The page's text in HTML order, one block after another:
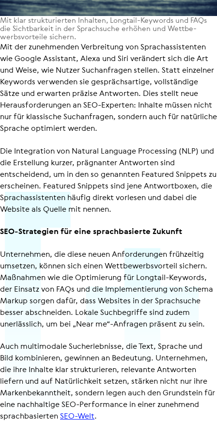
Mit klar struk­tu­rier­ten Inhalten, Longtail-Keywords und FAQs
die Sicht­bar­keit in der Sprach­su­che erhöhen und Wett­be­
werbs­vor­teile sichern.
Mit der zunehmenden Verbreitung von Sprach­as­sis­tenten
wie Google Assistant, Alexa und Siri verändert sich die Art
und Weise, wie Nutzer Suchanfragen stellen. Statt einzelner
Keywords verwenden sie gesprächs­ar­tige, vollständige
Sätze und erwarten präzise Antworten. Dies stellt neue
Heraus­for­de­rungen an SEO-Experten: Inhalte müssen nicht
nur für klassische Suchanfragen, sondern auch für natürliche
Sprache optimiert werden.
Die Integration von Natural Language Processing (NLP) und
die Erstellung kurzer, prägnanter Antworten sind
entscheidend, um in den so genannten Featured Snippets zu
erscheinen. Featured Snippets sind jene Antwortboxen, die
Sprach­as­sis­tenten häufig direkt vorlesen und dabei die
Website als Quelle mit nennen.
SEO-Strategien für eine sprachbasierte Zukunft
Unternehmen, die diese neuen Anforderungen frühzeitig
umsetzen, können sich einen Wett­be­werbs­vor­teil sichern.
Maßnahmen wie die Optimierung für Longtail-Keywords,
der Einsatz von FAQs und die Imple­men­tie­rung von Schema
Markup sorgen dafür, dass Websites in der Sprachsuche
besser abschneiden. Lokale Suchbegriffe sind zudem
unerlässlich, um bei „Near me“-Anfragen präsent zu sein.
Auch multimodale Sucherlebnisse, die Text, Sprache und
Bild kombinieren, gewinnen an Bedeutung. Unternehmen,
die ihre Inhalte klar strukturieren, relevante Antworten
liefern und auf Natürlichkeit setzen, stärken nicht nur ihre
Marken­be­kannt­heit, sondern legen auch den Grundstein für
eine nachhaltige SEO-Performance in einer zunehmend
sprach­ba­siertenSEO-Welt.